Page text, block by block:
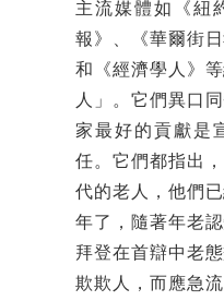
主流媒體如《紐
報》、《華爾街
和《經濟學人》
人」。它們異口
家最好的貢獻是
任。它們都指出
代的老人，他們
年了，隨著年老
拜登在首辯中老
欺欺人，而應急